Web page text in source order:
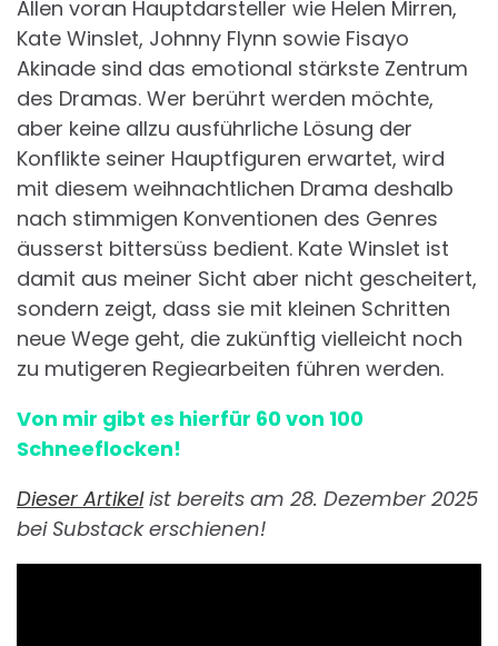
Allen voran Hauptdarsteller wie Helen Mirren,
Kate Winslet, Johnny Flynn sowie Fisayo
Akinade sind das emotional stärkste Zentrum
des Dramas. Wer berührt werden möchte,
aber keine allzu ausführliche Lösung der
Konflikte seiner Hauptfiguren erwartet, wird
mit diesem weihnachtlichen Drama deshalb
nach stimmigen Konventionen des Genres
äusserst bittersüss bedient. Kate Winslet ist
damit aus meiner Sicht aber nicht gescheitert,
sondern zeigt, dass sie mit kleinen Schritten
neue Wege geht, die zukünftig vielleicht noch
zu mutigeren Regiearbeiten führen werden.
Von mir gibt es hierfür 60 von 100
Schneeflocken!
Dieser Artikelist bereits am 28. Dezember 2025
bei Substack erschienen!